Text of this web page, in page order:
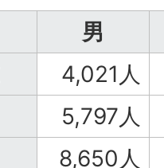
男
4,021人
5,797人
8,650人